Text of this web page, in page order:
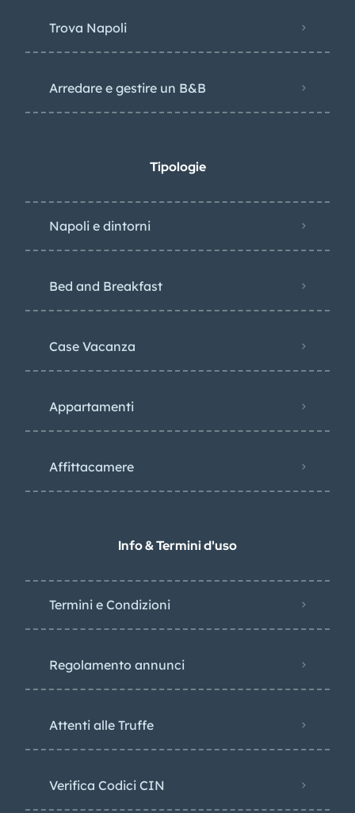
Trova Napoli
Arredare e gestire un B&B
Tipologie
Napoli e dintorni
Bed and Breakfast
Case Vacanza
Appartamenti
Affittacamere
Info & Termini d'uso
Termini e Condizioni
Regolamento annunci
Attenti alle Truffe
Verifica Codici CIN